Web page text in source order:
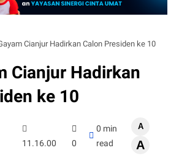
Cianjur Hadirkan Calon Presiden ke 10
Cianjur Hadirkan
ke 10
11.16.00 0
0 min
read
A
A